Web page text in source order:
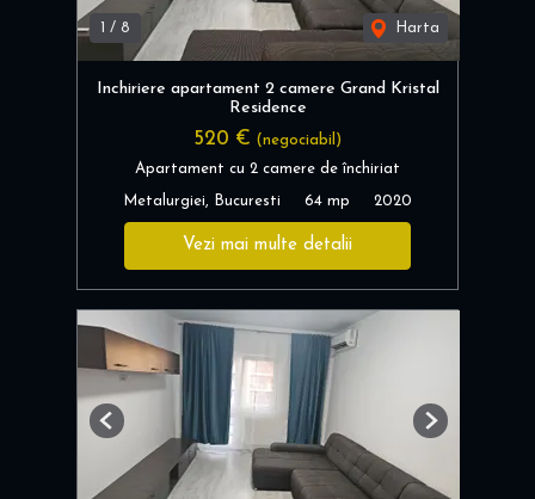
/ 8 Harta
Inchiriere apartament 2 camere Grand Kristal
Residence
520 € (negociabil)
Apartament cu 2 camere de închiriat
Metalurgiei, Bucuresti 64 mp 2020
Vezi mai multe detalii
Previous Next